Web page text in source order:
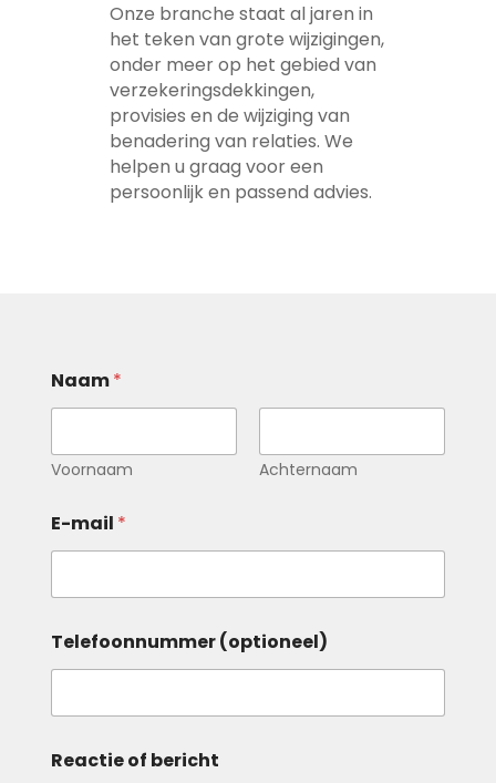
Onze branche staat al jaren in
het teken van grote wijzigingen,
onder meer op het gebied van
verzekeringsdekkingen,
provisies en de wijziging van
benadering van relaties. We
helpen u graag voor een
persoonlijk en passend advies.
Naam*
Voornaam Achternaam
E-mail *
Telefoonnummer (optioneel)
f
Reactie of bericht